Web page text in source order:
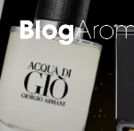
Pular
para
o
conteúdo